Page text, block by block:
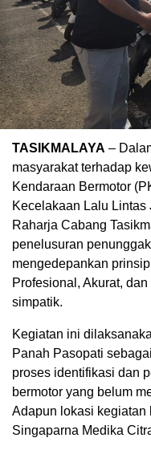
TASIKMALAYA –
masyarakat terhadap
Kendaraan Bermotor
Kecelakaan Lalu
Raharja Cabang
penelusuran
mengedepankan
Profesional, Akurat,
simpatik.
Kegiatan ini
Panah Pasopati
proses identifikasi dan
bermotor yang belum
Adapun lokasi kegiatan
Singaparna Medika